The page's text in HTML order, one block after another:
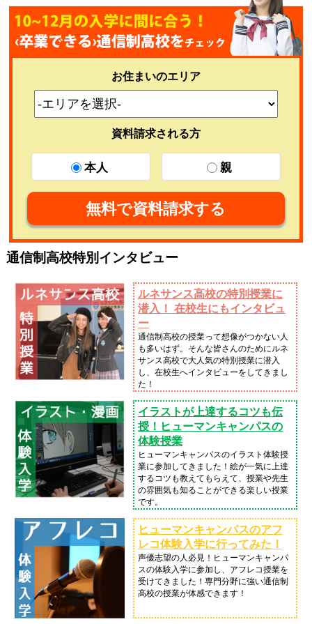
お住まいのエリア
資料請求される方
本人 親
無料で資料請求する
通信制高校特別インタビュー
ルネサンス高校の特別授業に
潜入！ 在校生にもインタビュ
ー
通信制高校の授業って想像がつかない人
も多いはず。そんな皆さんのためにルネ
サンス高校で大人気の特別授業に潜入
し、在校生へインタビューをしてきまし
た！
イラストが上達するコツも伝
授！ヒューマンキャンパスの
体験授業
ヒューマンキャンパスのイラスト体験授
業に参加してきました！絵が一気に上達
するコツも教えてもらえて、授業や先生
の雰囲気も知ることができる楽しい授業
です。
ヒューマンキャンパスのアフ
レコ体験入学に行ってみた！
声優志望の人必見！ヒューマンキャンパ
スの体験入学に参加し、アフレコ授業を
受けてきました！専門分野に強い通信制
高校の授業が体感できます！